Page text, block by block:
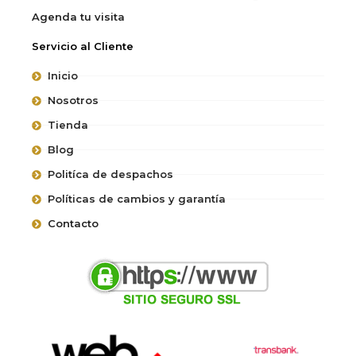
Agenda tu visita
Servicio al Cliente
Inicio
Nosotros
Tienda
Blog
Politíca de despachos
Políticas de cambios y garantía
Contacto